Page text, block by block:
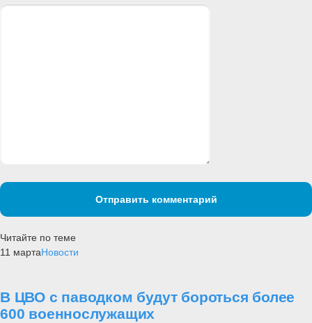
Отправить комментарий
Читайте по теме
11 мартаНовости
В ЦВО с паводком будут бороться более
600 военнослужащих